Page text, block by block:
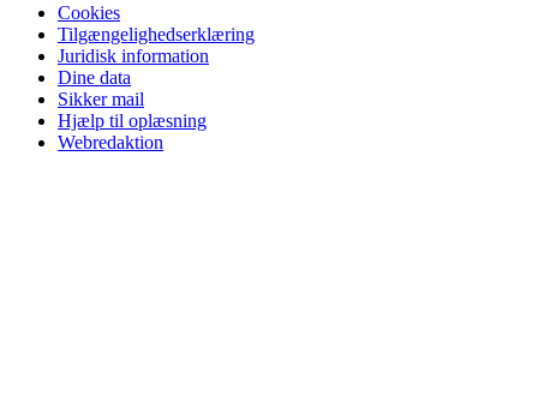
Cookies
Tilgængelighedserklæring
Juridisk information
Dine data
Sikker mail
Hjælp til oplæsning
Webredaktion